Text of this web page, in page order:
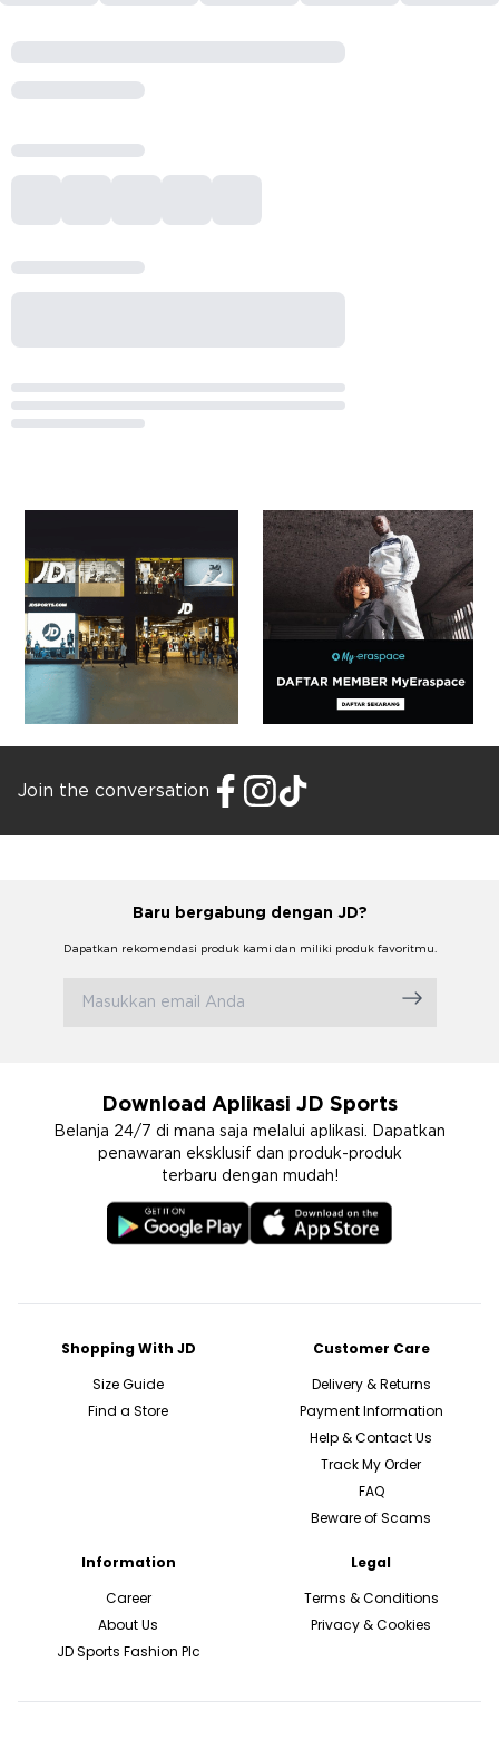
Join the conversation
Baru bergabung dengan JD?
Dapatkan rekomendasi produk kami dan miliki produk favoritmu.
Download Aplikasi JD Sports
Belanja 24/7 di mana saja melalui aplikasi. Dapatkan
penawaran eksklusif dan produk-produk
terbaru dengan mudah!
Shopping With JD
Size Guide
Find a Store
Customer Care
Delivery & Returns
Payment Information
Help & Contact Us
Track My Order
FAQ
Beware of Scams
Information
Career
About Us
JD Sports Fashion Plc
Legal
Terms & Conditions
Privacy & Cookies